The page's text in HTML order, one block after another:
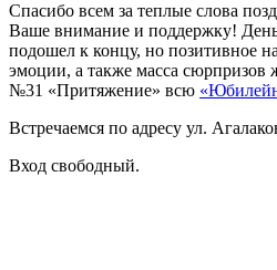
Спасибо всем за теплые слова
Ваше внимание и поддержку!
подошел к концу, но позитивное
эмоции, а также масса сюрпризов
№31 «Притяжение» всю
Встречаемся по адресу ул.
Вход свободный.